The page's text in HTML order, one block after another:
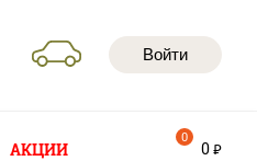
Войти
АКЦИИ 0 руб
0